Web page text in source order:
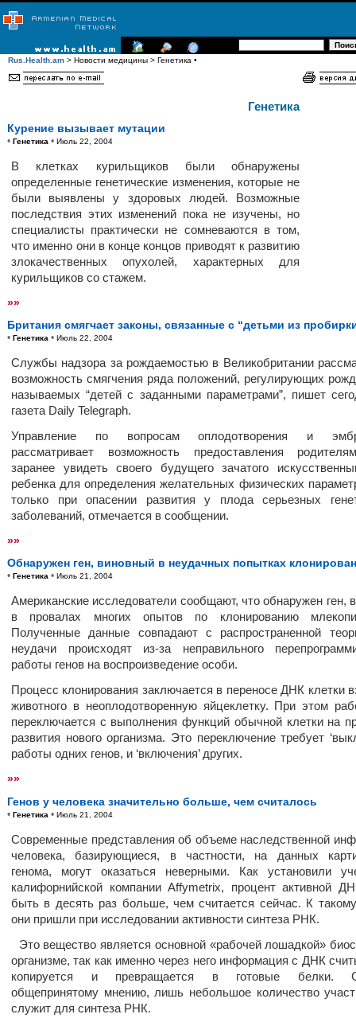
Rus.Health.am > Новости медицины > Генетика •
Генетика
Курение вызывает мутации
• Генетика • Июль 22, 2004
В клетках курильщиков были обнаружены
определенные генетические изменения, которые не
были выявлены у здоровых людей. Возможные
последствия этих изменений пока не изучены, но
специалисты практически не сомневаются в том,
что именно они в конце концов приводят к развитию
злокачественных опухолей, характерных для
курильщиков со стажем.
»»
Британия смягчает законы, связанные с “детьми из
• Генетика • Июль 22, 2004
Службы надзора за рождаемостью в Великобритании
возможность смягчения ряда положений, регулирующих
называемых “детей с заданными параметрами”, пишет
газета Daily Telegraph.
Управление по вопросам оплодотворения и
рассматривает возможность предоставления
заранее увидеть своего будущего зачатого
ребенка для определения желательных физических
только при опасении развития у плода серьезных
заболеваний, отмечается в сообщении.
»»
Обнаружен ген, виновный в неудачных попытках
• Генетика • Июль 21, 2004
Американские исследователи сообщают, что обнаружен ген,
в провалах многих опытов по клонированию
Полученные данные совпадают с распространенной
неудачи происходят из-за неправильного
работы генов на воспроизведение особи.
Процесс клонирования заключается в переносе ДНК клетки
животного в неоплодотворенную яйцеклетку. При этом
переключается с выполнения функций обычной клетки на
развития нового организма. Это переключение требует
работы одних генов, и ‘включения’ других.
»»
Генов у человека значительно больше, чем считалось
• Генетика • Июль 21, 2004
Современные представления об объеме наследственной
человека, базирующиеся, в частности, на данных
генома, могут оказаться неверными. Как установили
калифорнийской компании Affymetrix, процент активной
быть в десять раз больше, чем считается сейчас. К
они пришли при исследовании активности синтеза РНК.
Это вещество является основной «рабочей лошадкой»
организме, так как именно через него информация с ДНК
копируется и превращается в готовые белки.
общепринятому мнению, лишь небольшое количество
служит для синтеза РНК.